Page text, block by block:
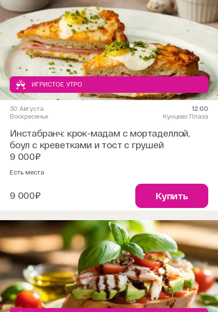
ИГРИСТОЕ УТРО
30 Августа
Воскресенье
12:00
Кунцево Плаза
Инстабранч: крок-мадам с мортаделлой,
боул с креветками и тост с грушей
9 000₽
Есть места
9 000₽ Купить